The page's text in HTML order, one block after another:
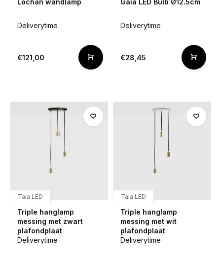
Lochan wandlamp
Deliverytime
€121,00
Gaia LED Bulb Ø12.5cm
Deliverytime
€28,45
Tala LED
Triple hanglamp
messing met zwart
plafondplaat
Deliverytime
Tala LED
Triple hanglamp
messing met wit
plafondplaat
Deliverytime